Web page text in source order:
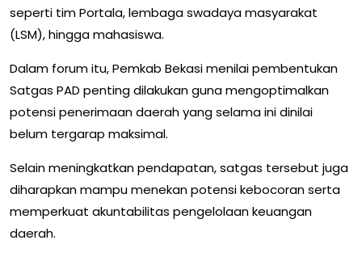
seperti tim Portala, lembaga swadaya masyarakat
(LSM), hingga mahasiswa.
Dalam forum itu, Pemkab Bekasi menilai pembentukan
Satgas PAD penting dilakukan guna mengoptimalkan
potensi penerimaan daerah yang selama ini dinilai
belum tergarap maksimal.
Selain meningkatkan pendapatan, satgas tersebut juga
diharapkan mampu menekan potensi kebocoran serta
memperkuat akuntabilitas pengelolaan keuangan
daerah.